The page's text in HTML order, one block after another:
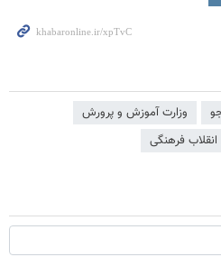
وزارت آموزش و پرورش
فرهنگی